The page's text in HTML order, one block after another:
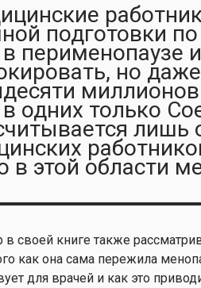
подготовки по
перименопаузе
но
одних только
лишь
в этой области
своей книге также
как она сама пережила
для врачей и как это